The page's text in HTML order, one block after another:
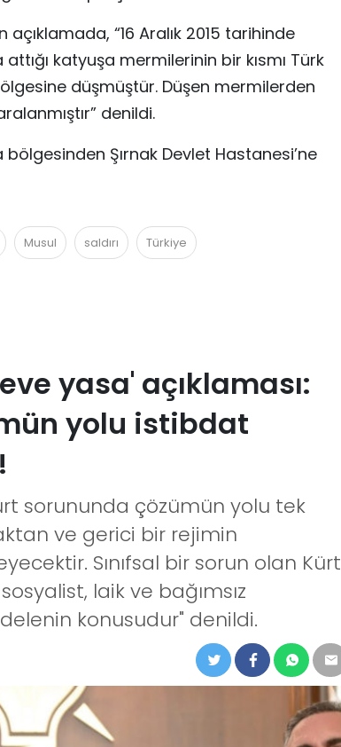
açıklamada, “16 Aralık 2015 tarihinde
katyuşa mermilerinin bir kısmı Türk
düşmüştür. Düşen mermilerden
denildi.
Şırnak Devlet Hastanesi’ne
Musul saldırı Türkiye
yasa' açıklaması:
yolu istibdat
sorununda çözümün yolu tek
ve gerici bir rejimin
Sınıfsal bir sorun olan Kürt
laik ve bağımsız
konusudur" denildi.